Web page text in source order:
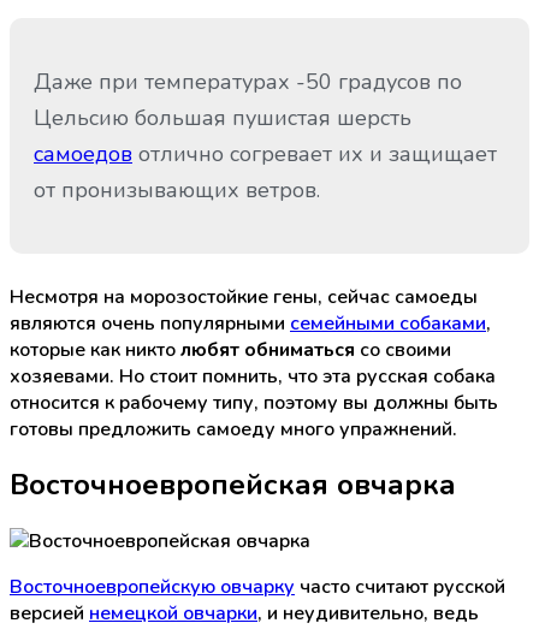
Даже при температурах -50 градусов по
Цельсию большая пушистая шерсть
самоедов отлично согревает их и защищает
от пронизывающих ветров.
Несмотря на морозостойкие гены, сейчас самоеды
являются очень популярными семейными собаками,
которые как никтолюбят обниматься со своими
хозяевами. Но стоит помнить, что эта русская собака
относится к рабочему типу, поэтому вы должны быть
готовы предложить самоеду много упражнений.
Восточноевропейская овчарка
Восточноевропейскую овчарку часто считают русской
версией немецкой овчарки, и неудивительно, ведь